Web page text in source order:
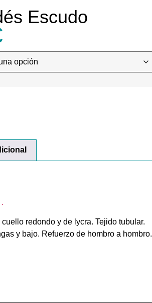
Escudo
.
redondo y de lycra. Tejido tubular.
y bajo. Refuerzo de hombro a hombro.